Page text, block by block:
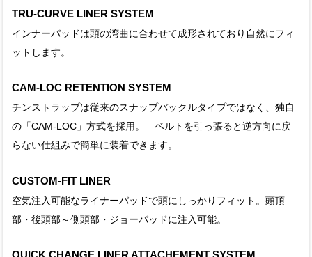
TRU-CURVE LINER SYSTEM
インナーパッドは頭の湾曲に合わせて成形されており自然にフィ
ットします。
CAM-LOC RETENTION SYSTEM
チンストラップは従来のスナップバックルタイプではなく、独自
の「CAM-LOC」方式を採用。 ベルトを引っ張ると逆方向に戻
らない仕組みで簡単に装着できます。
CUSTOM-FIT LINER
空気注入可能なライナーパッドで頭にしっかりフィット。頭頂
部・後頭部～側頭部・ジョーパッドに注入可能。